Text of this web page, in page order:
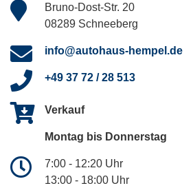
Bruno-Dost-Str. 20
08289 Schneeberg
info@autohaus-hempel.de
+49 37 72 / 28 513
Verkauf
Montag bis Donnerstag
7:00 - 12:20 Uhr
13:00 - 18:00 Uhr